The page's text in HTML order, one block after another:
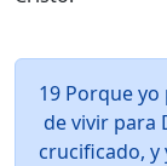
19 Porque
de vivir para
crucificado, y